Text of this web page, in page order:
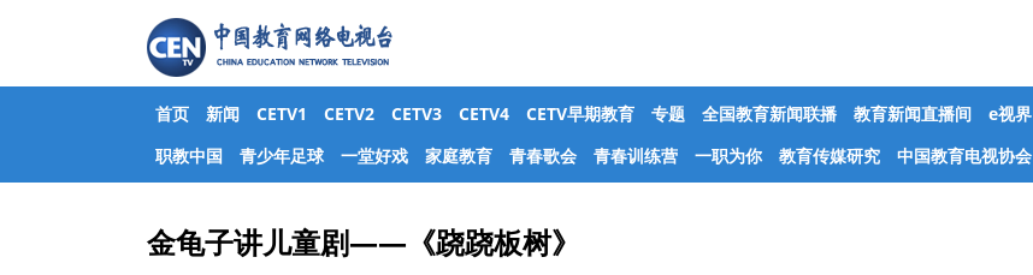
首页 新闻 CETV1 CETV2 CETV3 CETV4 CETV早期教育 专题 全国教育新闻联播 教育新闻直播间 e视界
职教中国
青少年足球 一堂好戏 家庭教育 青春歌会 青春训练营 一职为你 教育传媒研究 中国教育电视协会
金龟子讲儿童剧——《跷跷板树》